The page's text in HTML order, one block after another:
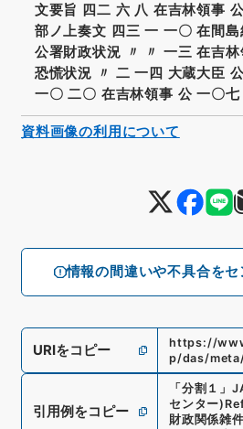
情報の間違いや不具合を
文要旨 四二 六 八 在吉林領事
部ノ上奏文 四三 一 一〇 在間
公署財政状況 〃 〃 一三 在吉
恐慌状況 〃 二 一四 大蔵大臣
一〇 二〇 在吉林領事 公 一〇七
URIをコピー
https://
p/das/
引用例をコピー
「 分割１ 」
センター)
財政関係雑
資料画像の利用について